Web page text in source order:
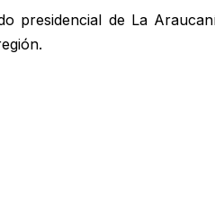
presidencial de La